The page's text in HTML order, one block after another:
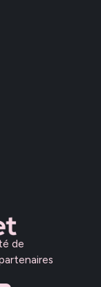
de